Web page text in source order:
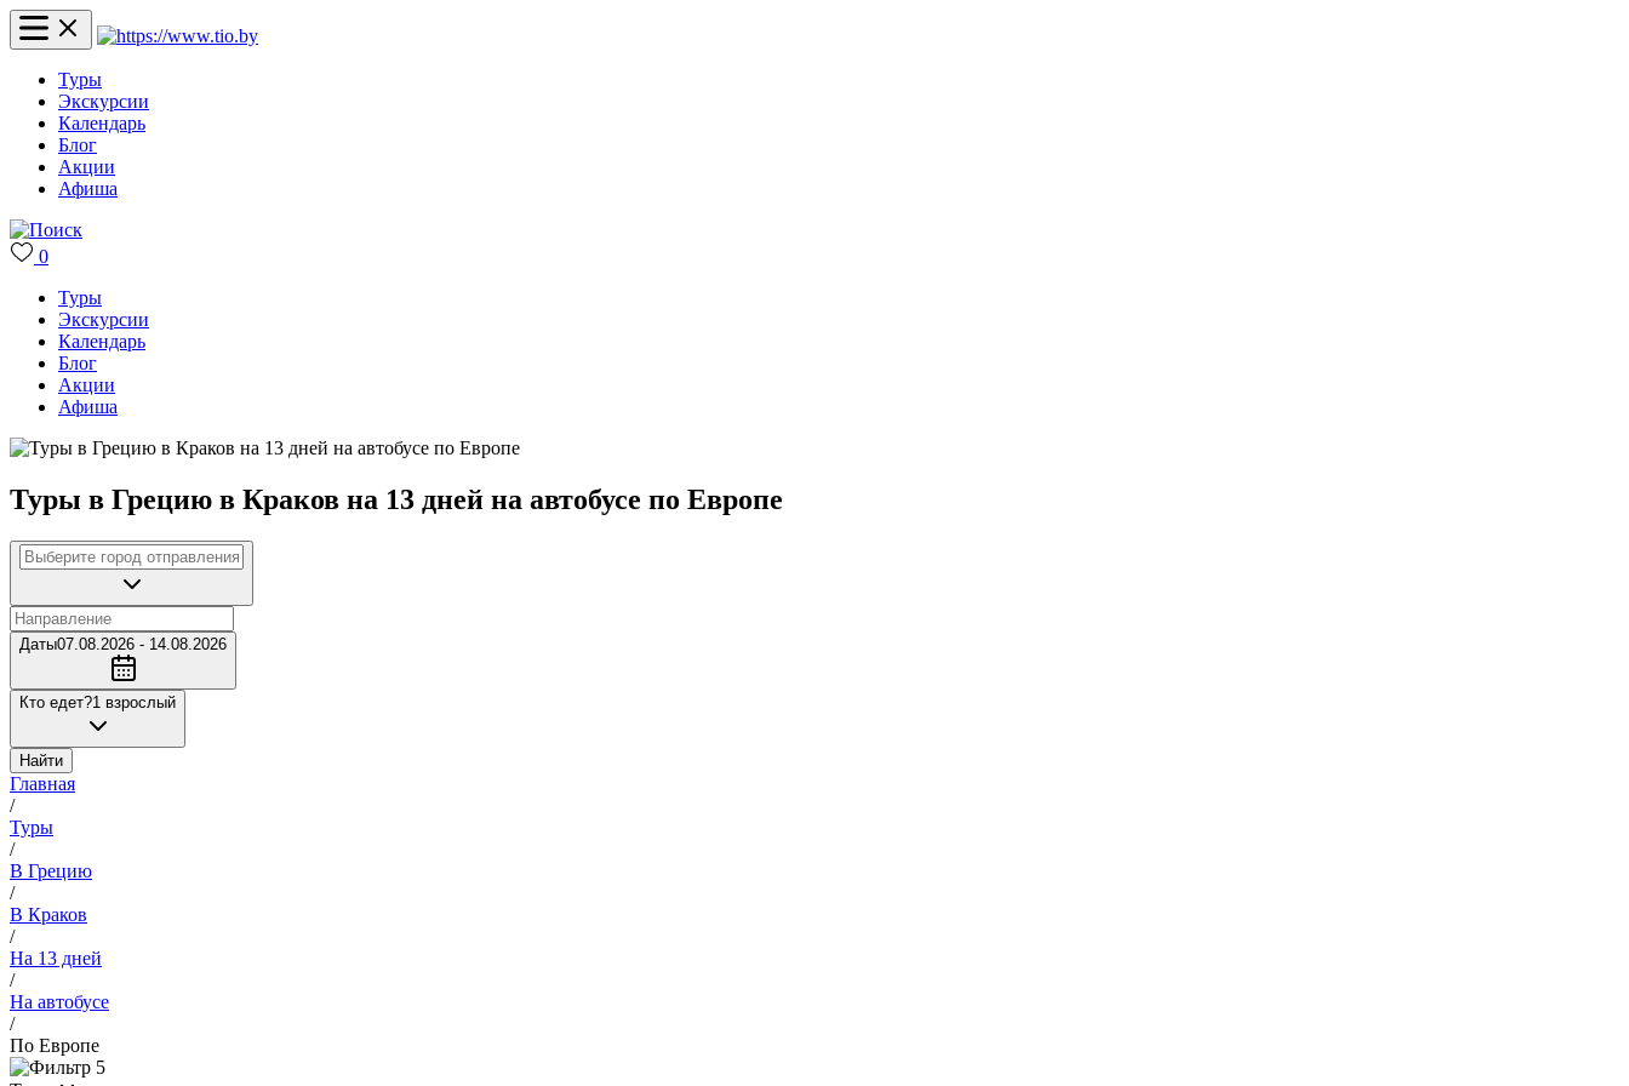
Туры
Экскурсии
Календарь
Блог
Акции
Афиша
0
Туры
Экскурсии
Календарь
Блог
Акции
Афиша
Туры в Грецию в Краков на 13 дней на автобусе по Европе
Даты07.08.2026 - 14.08.2026
Кто едет?1 взрослый
Найти
Главная
/
Туры
/
В Грецию
/
В Краков
/
На 13 дней
/
На автобусе
/
По Европе
5